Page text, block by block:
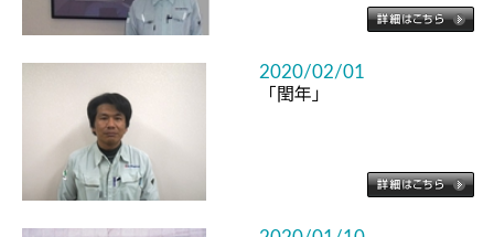
2020/02/01
「閏年」